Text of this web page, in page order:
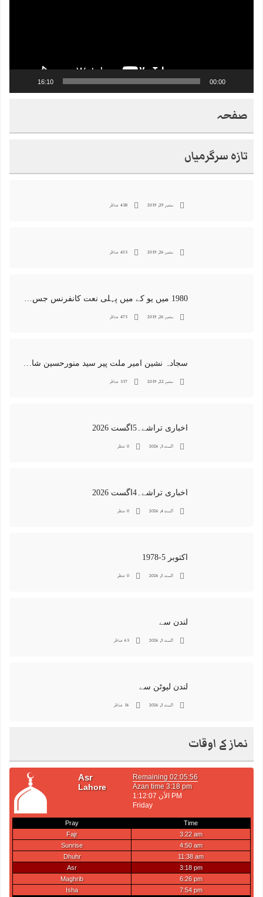
00:00
16:10
صفحہ
تازہ سرگرمیاں
ستمبر 29, 2019 458 مناظر
ستمبر 26, 2019 435 مناظر
ستمبر 26, 2019 475 مناظر
ستمبر 22, 2019 517 مناظر
اخباری تراشے۔5اگست 2026
اگست 5, 2026 0 منظر
اخباری تراشے۔4اگست 2026
اگست 4, 2026 0 منظر
اکتوبر 5-1978
اگست 3, 2026 0 منظر
لندن سے
اگست 3, 2026 65 مناظر
لندن لیوٹن سے
اگست 3, 2026 16 مناظر
نماز کے اوقات